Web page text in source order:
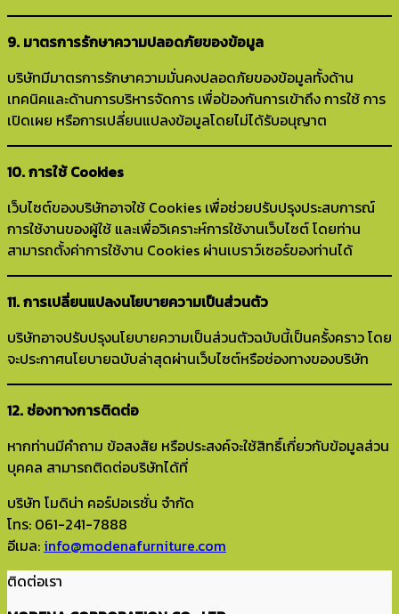
9. มาตรการรักษาความปลอดภัยของข้อมูล
บริษัทมีมาตรการรักษาความมั่นคงปลอดภัยของข้อมูลทั้งด้าน
เทคนิคและด้านการบริหารจัดการ เพื่อป้องกันการเข้าถึง การใช้ การ
เปิดเผย หรือการเปลี่ยนแปลงข้อมูลโดยไม่ได้รับอนุญาต
10. การใช้ Cookies
เว็บไซต์ของบริษัทอาจใช้ Cookies เพื่อช่วยปรับปรุงประสบการณ์
การใช้งานของผู้ใช้ และเพื่อวิเคราะห์การใช้งานเว็บไซต์ โดยท่าน
สามารถตั้งค่าการใช้งาน Cookies ผ่านเบราว์เซอร์ของท่านได้
11. การเปลี่ยนแปลงนโยบายความเป็นส่วนตัว
บริษัทอาจปรับปรุงนโยบายความเป็นส่วนตัวฉบับนี้เป็นครั้งคราว โดย
จะประกาศนโยบายฉบับล่าสุดผ่านเว็บไซต์หรือช่องทางของบริษัท
12. ช่องทางการติดต่อ
หากท่านมีคำถาม ข้อสงสัย หรือประสงค์จะใช้สิทธิ์เกี่ยวกับข้อมูลส่วน
บุคคล สามารถติดต่อบริษัทได้ที่
บริษัท โมดิน่า คอร์ปอเรชั่น จำกัด
โทร: 061-241-7888
อีเมล: info@modenafurniture.com
ติดต่อเรา